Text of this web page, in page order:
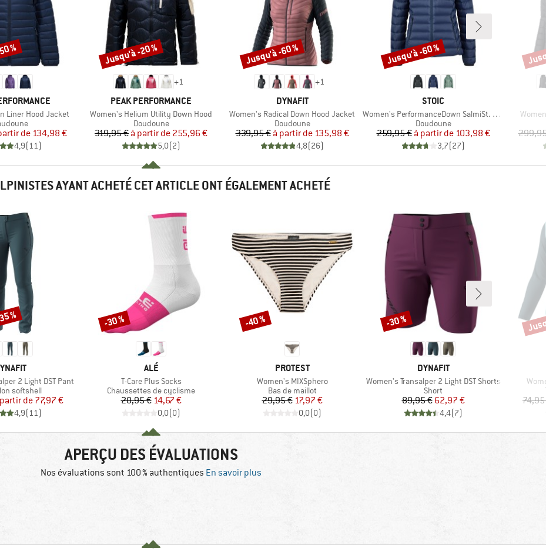
Liner Hood Jacket
group
Prix
Prix réduit
de 134,98 €
4,9(11)
%
+1
MARQUE
PEAK PERFORMANCE
Article
Women's Helium Utility Down Hood
Product group
Doudoune
Prix
319,95 € Prix réduit
à partir de 255,96 €
5,0(2)
Remise
Jusqu'à -20 %
+1
MARQUE
DYNAFIT
Article
Women's Radical Down Hood Jacket
Product group
Doudoune
Prix
339,95 € Prix réduit
à partir de 135,98 €
4,8(26)
Remise
Jusqu'à -60 %
MARQUE
STOIC
Article
Women's PerformanceDown SalmiSt. Jacket with Hood
Product group
Doudoune
Prix
259,95 € Prix réduit
à partir de 103,98 €
3,7(27)
Remise
Jusqu'à -60 %
Article
AYANT ACHETÉ CET ARTICLE ONT ÉGALEMENT ACHETÉ
2 Light DST Pant
group
softshell
Prix
Prix réduit
de 77,97 €
4,9(11)
%
MARQUE
ALÉ
Article
T-Care Plus Socks
Product group
Chaussettes de cyclisme
Prix
20,95 €Prix réduit
14,67 €
0,0(0)
Remise
-30 %
MARQUE
PROTEST
Article
Women's MIXSphero
Product group
Bas de maillot
Prix
29,95 €Prix réduit
17,97 €
0,0(0)
Remise
-40 %
MARQUE
DYNAFIT
Article
Women's Transalper 2 Light DST Shorts
Product group
Short
Prix
89,95 €Prix réduit
62,97 €
4,4(7)
Remise
-30 %
APERÇU DES ÉVALUATIONS
Nos évaluations sont 100 % authentiques En savoir plus